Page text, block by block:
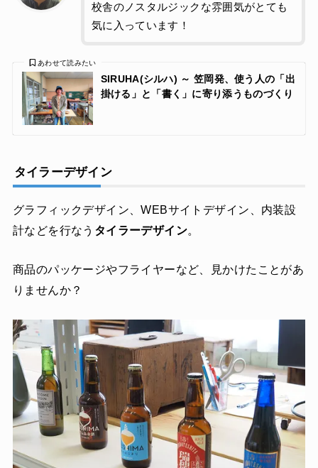
校舎のノスタルジックな雰囲気がとても
気に入っています！
SIRUHA(シルハ) ～ 笠岡発、使う人の「出
掛ける」と「書く」に寄り添うものづくり
あわせて読みたい
タイラーデザイン
グラフィックデザイン、WEBサイトデザイン、内装設
計などを行なう タイラーデザイン。
商品のパッケージやフライヤーなど、見かけたことがあ
りませんか？